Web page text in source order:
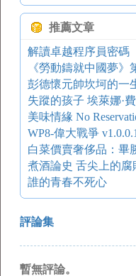
推薦文章
解讀卓越程序員密碼
《勞動鑄就中國夢
彭德懷元帥坎坷的一
失蹤的孩子 埃萊娜·
美味情緣 No
WP8-偉大戰爭 v1.0.0.1
白菜價賣奢侈品：畢
煮酒論史 舌尖上的腐
誰的青春不死心
評論集
暫無評論。